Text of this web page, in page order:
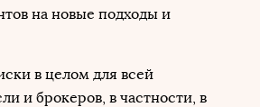
на новые подходы и
в целом для всей
и брокеров, в частности, в